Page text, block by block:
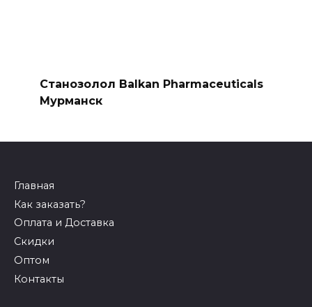
Станозолол Balkan Pharmaceuticals
Мурманск
Главная
Как заказать?
Оплата и Доставка
Скидки
Оптом
Контакты